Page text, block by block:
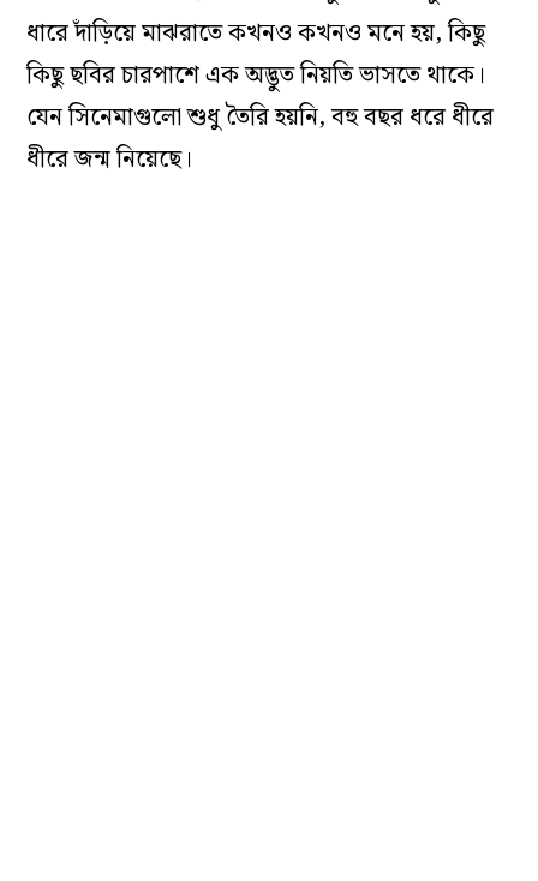
ধারে দাঁড়িয়ে মাঝরাতে কখনও কখনও মনে হয়, কিছু
কিছু ছবির চারপাশে এক অদ্ভুত নিয়তি ভাসতে থাকে।
যেন সিনেমাগুলো শুধু তৈরি হয়নি, বহু বছর ধরে ধীরে
ধীরে জন্ম নিয়েছে।